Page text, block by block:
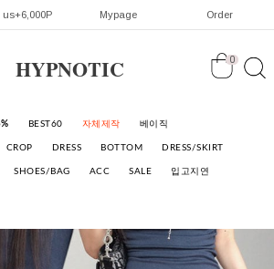
us+6,000P Mypage Order
HYPNOTIC 0
BEST60 자체제작 베이직
CROP DRESS BOTTOM DRESS/SKIRT
SHOES/BAG ACC SALE 입고지연